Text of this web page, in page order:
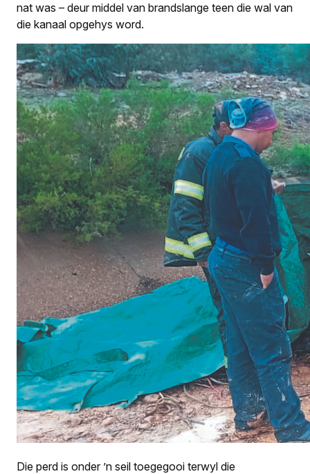
nat was – deur middel van brandslange teen die wal van
die kanaal opgehys word.
Die perd is onder ’n seil toegegooi terwyl die